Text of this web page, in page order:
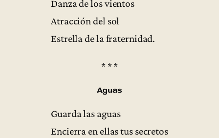
Danza de los vientos
Atracción del sol
Estrella de la fraternidad.
* * *
Aguas
Guarda las aguas
Encierra en ellas tus secretos